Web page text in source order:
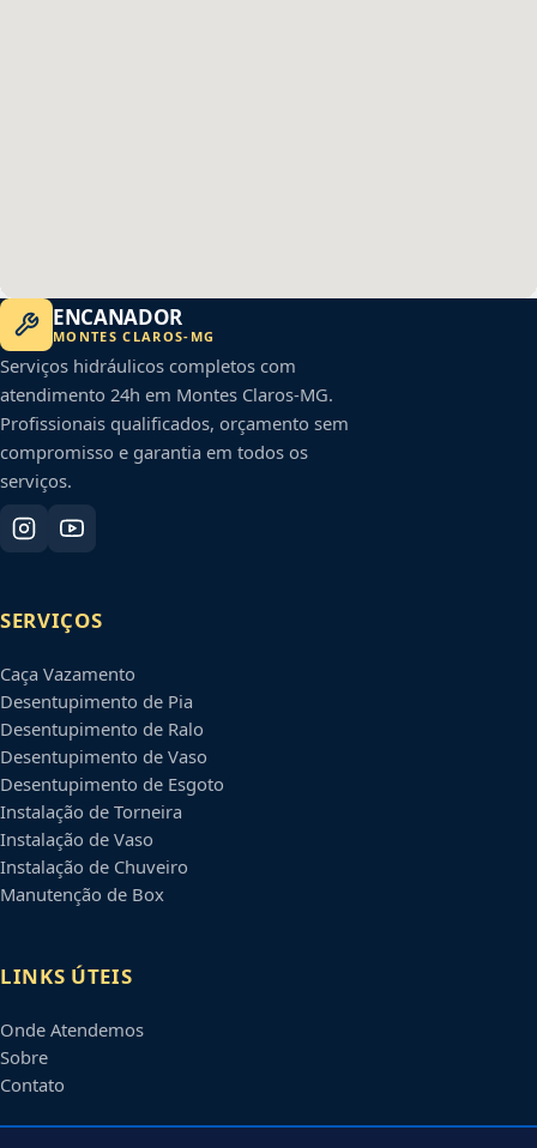
ENCANADOR
MONTES CLAROS- MG
Serviços hidráulicos completos com
atendimento 24h em Montes Claros-MG.
Profissionais qualificados, orçamento sem
compromisso e garantia em todos os
serviços.
SERVIÇOS
Caça Vazamento
Desentupimento de Pia
Desentupimento de Ralo
Desentupimento de Vaso
Desentupimento de Esgoto
Instalação de Torneira
Instalação de Vaso
Instalação de Chuveiro
Manutenção de Box
LINKS ÚTEIS
Onde Atendemos
Sobre
Contato